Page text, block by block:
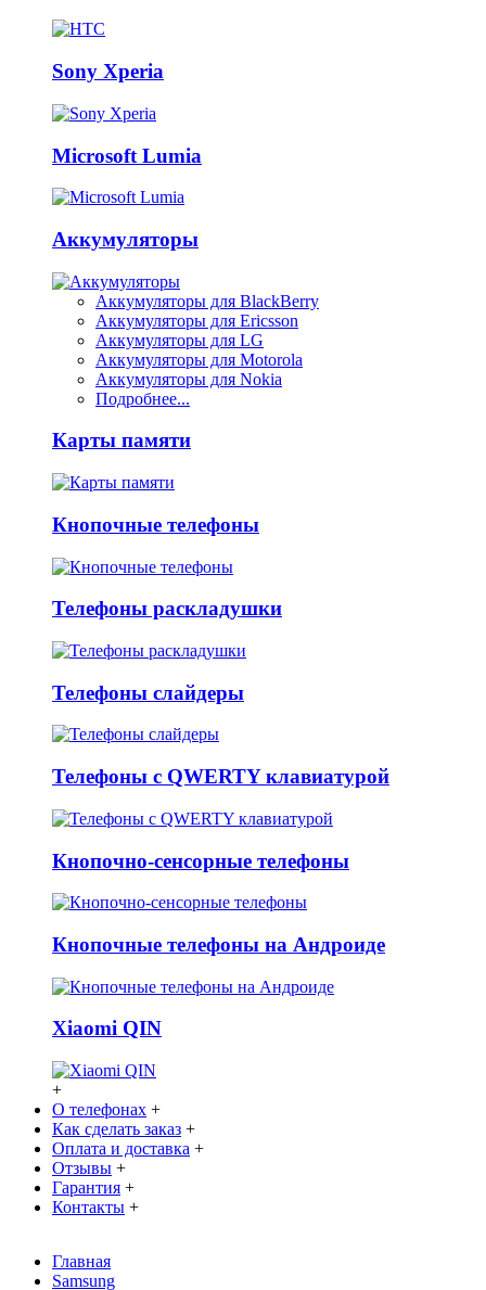
Sony Xperia
Microsoft Lumia
Аккумуляторы
Аккумуляторы для BlackBerry
Аккумуляторы для Ericsson
Аккумуляторы для LG
Аккумуляторы для Motorola
Аккумуляторы для Nokia
Подробнее...
Карты памяти
Кнопочные телефоны
Телефоны раскладушки
Телефоны слайдеры
Телефоны с QWERTY клавиатурой
Кнопочно-сенсорные телефоны
Кнопочные телефоны на Андроиде
Xiaomi QIN
+
О телефонах +
Как сделать заказ +
Оплата и доставка +
Отзывы +
Гарантия +
Контакты +
Главная
Samsung